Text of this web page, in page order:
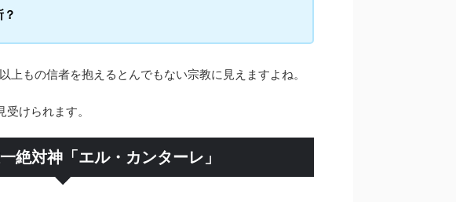
上もの信者を抱えるとんでもない宗教に見えますよね。
けられます。
絶対神「エル・カンターレ」